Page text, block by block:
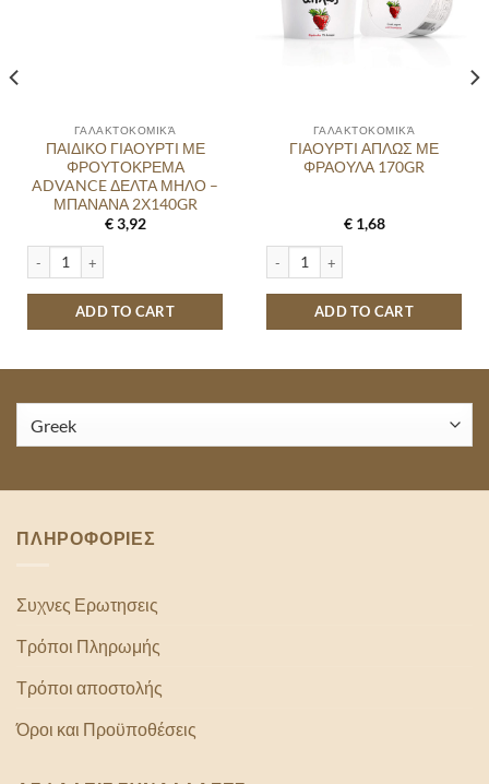
ΓΑΛΑΚΤΟΚΟΜΙΚΆ
ΠΑΙΔΙΚΟ ΓΙΑΟΥΡΤΙ ΜΕ
ΦΡΟΥΤΟΚΡΕΜΑ
ADVANCE ΔΕΛΤΑ ΜΗΛΟ –
ΜΠΑΝΑΝΑ 2Χ140GR
€3,92
ΠΑΙΔΙΚΟ ΓΙΑΟΥΡΤΙ ΜΕ ΦΡΟΥΤΟΚΡΕΜΑ ADVANCE ΔΕΛΤΑ ΜΗΛΟ -
ADD TO CART
ΓΑΛΑΚΤΟΚΟΜΙΚΆ
ΓΙΑΟΥΡΤΙ ΑΠΛΩΣ ΜΕ
ΦΡΑΟΥΛΑ 170GR
€1,68
ΓΙΑΟΥΡΤΙ ΑΠΛΩΣ ΜΕ ΦΡΑΟΥΛΑ
ADD TO CART
ΠΡΑΣΙΝΟ 1LT quantity
ΠΛΗΡΟΦΟΡΙΕΣ
Συχνες Ερωτησεις
Τρόποι Πληρωμής
Τρόποι αποστολής
Όροι και Προϋποθέσεις